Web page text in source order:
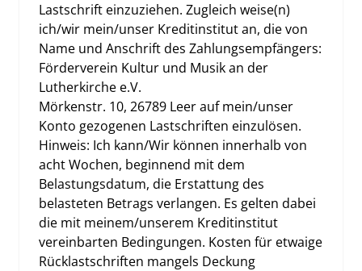
Lastschrift einzuziehen. Zugleich weise(n)
ich/wir mein/unser Kreditinstitut an, die von
Name und Anschrift des Zahlungsempfängers:
Förderverein Kultur und Musik an der
Lutherkirche e.V.
Mörkenstr. 10, 26789 Leer auf mein/unser
Konto gezogenen Lastschriften einzulösen.
Hinweis: Ich kann/Wir können innerhalb von
acht Wochen, beginnend mit dem
Belastungsdatum, die Erstattung des
belasteten Betrags verlangen. Es gelten dabei
die mit meinem/unserem Kreditinstitut
vereinbarten Bedingungen. Kosten für etwaige
Rücklastschriften mangels Deckung